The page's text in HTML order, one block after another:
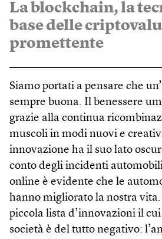
La blockchain, la
base delle
promettente
Siamo portati a pensare che
sempre buona. Il benessere
grazie alla continua
muscoli in modi nuovi e
innovazione ha il suo lato
conto degli incidenti
online è evidente che le
hanno migliorato la nostra vita.
piccola lista d’innovazioni il
società è del tutto negativo: